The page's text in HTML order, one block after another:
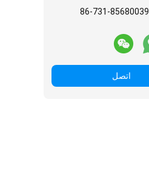
86-731-85680039
اتصل